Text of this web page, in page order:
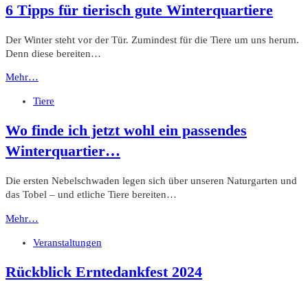
6 Tipps für tierisch gute Winterquartiere
Der Winter steht vor der Tür. Zumindest für die Tiere um uns herum.
Denn diese bereiten…
Mehr…
Tiere
Wo finde ich jetzt wohl ein passendes
Winterquartier…
Die ersten Nebelschwaden legen sich über unseren Naturgarten und
das Tobel – und etliche Tiere bereiten…
Mehr…
Veranstaltungen
Rückblick Erntedankfest 2024